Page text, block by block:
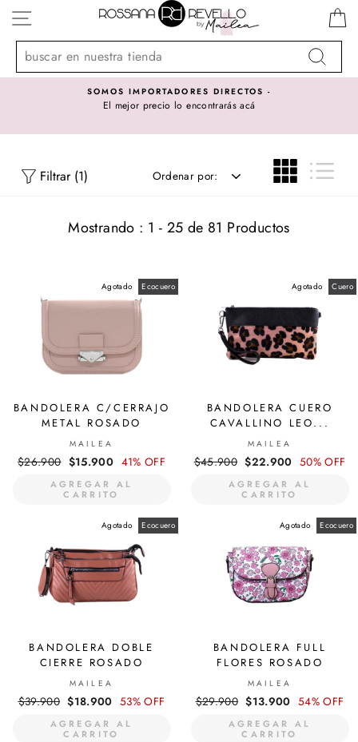
directamente
contenido
NAVEGACIÓN
Buscar
SOMOS IMPORTADORES DIRECTOS -
El mejor precio lo encontrarás acá
Filtrar (1) Ordenar por:
ORDENAR
Mostrando : 1 - 25 de 81 Productos
Agotado Ecocuero
BANDOLERA C/CERRAJO
METAL ROSADO
MAILEA
Precio
habitual
$26.900 Precio
de
oferta
$15.900 41% OFF
AGREGAR AL
CARRITO
Agotado Cuero
BANDOLERA CUERO
CAVALLINO LEO...
MAILEA
Precio
habitual
$45.900 Precio
de
oferta
$22.900 50% OFF
AGREGAR AL
CARRITO
Agotado Ecocuero
BANDOLERA DOBLE
CIERRE ROSADO
MAILEA
Precio
habitual
$39.900 Precio
de
oferta
$18.900 53% OFF
AGREGAR AL
CARRITO
Agotado Ecocuero
BANDOLERA FULL
FLORES ROSADO
MAILEA
Precio
habitual
$29.900 Precio
de
oferta
$13.900 54% OFF
AGREGAR AL
CARRITO